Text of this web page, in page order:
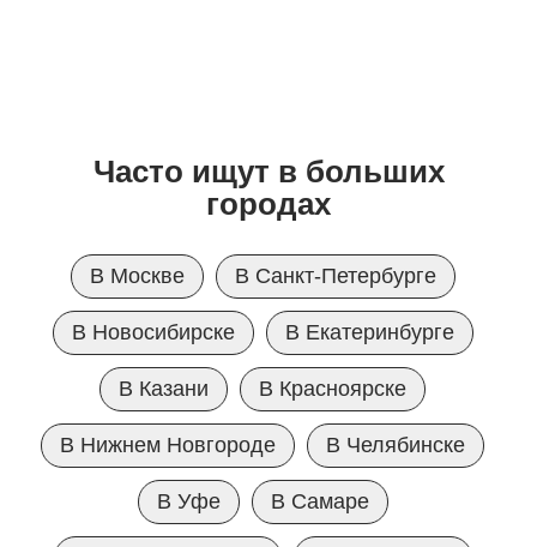
Часто ищут в больших
городах
В Москве В Санкт-Петербурге
В Новосибирске В Екатеринбурге
В Казани В Красноярске
В Нижнем Новгороде В Челябинске
В Уфе В Самаре